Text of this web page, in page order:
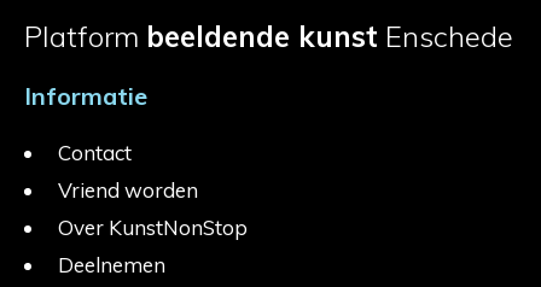
Platform beeldende kunst Enschede
Informatie
Contact
Vriend worden
Over KunstNonStop
Deelnemen